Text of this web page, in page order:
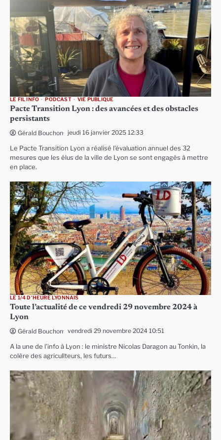
LE FIL INFO PODCAST VIE PUBLIQUE
Pacte Transition Lyon : des avancées et des obstacles
persistants
Gérald Bouchon jeudi 16 janvier 2025 12:33
Le Pacte Transition Lyon a réalisé l’évaluation annuel des 32
mesures que les élus de la ville de Lyon se sont engagés à mettre
en place.
LE 1/4 D'HEURE LYONNAIS
Toute l’actualité de ce vendredi 29 novembre 2024 à
Lyon
Gérald Bouchon vendredi 29 novembre 2024 10:51
A la une de l’info à Lyon : le ministre Nicolas Daragon au Tonkin, la
colère des agricullteurs, les futurs…